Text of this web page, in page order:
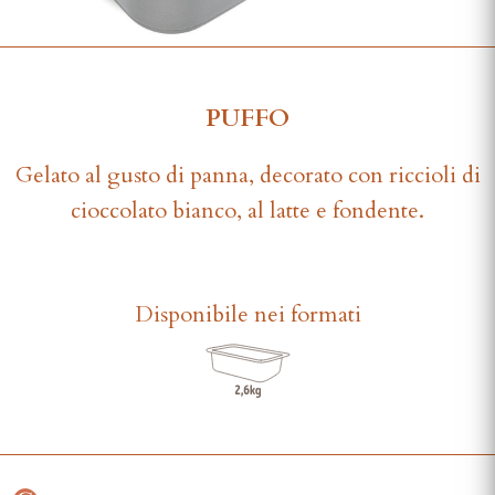
PUFFO
Gelato al gusto di panna, decorato con riccioli di
cioccolato bianco, al latte e fondente.
Disponibile nei formati